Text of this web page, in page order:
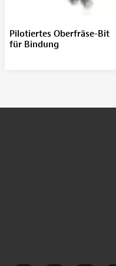
Pilotiertes Oberfräse-Bit
für Bindung